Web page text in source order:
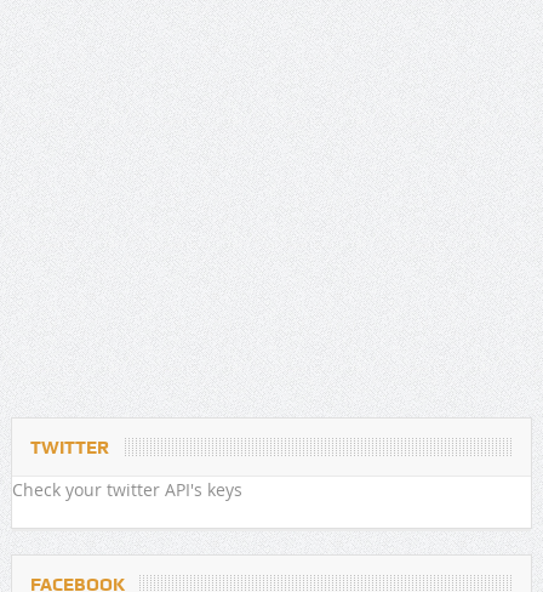
TWITTER
Check your twitter API's keys
FACEBOOK